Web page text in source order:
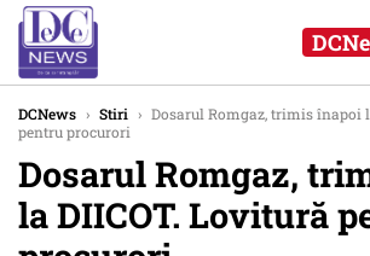
DCNews › Stiri › Dosarul Romgaz, trimis înapoi
pentru procurori
Dosarul Romgaz,
la DIICOT. Lovitură